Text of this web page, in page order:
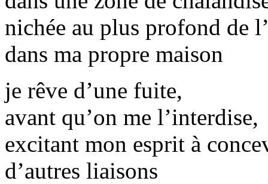
nichée au plus profond de
dans ma propre maison
je rêve d’une fuite,
avant qu’on me l’interdise,
excitant mon esprit à
d’autres liaisons